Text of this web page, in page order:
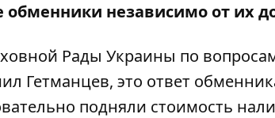
независимо от их
Рады Украины по
Гетманцев, это ответ
подняли стоимость